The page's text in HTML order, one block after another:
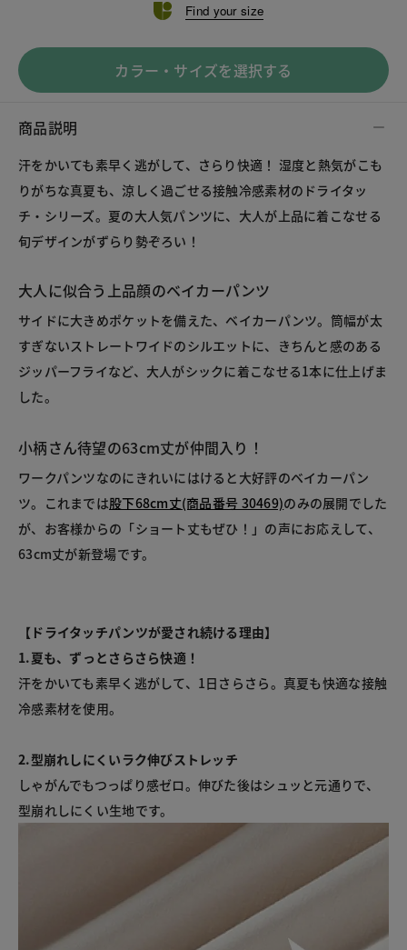
Find your size
カラー・サイズを選択する
商品説明
汗をかいても素早く逃がして、さらり快適！ 湿度と熱気がこも
りがちな真夏も、涼しく過ごせる接触冷感素材のドライタッ
チ・シリーズ。夏の大人気パンツに、大人が上品に着こなせる
旬デザインがずらり勢ぞろい！
大人に似合う上品顔のベイカーパンツ
サイドに大きめポケットを備えた、ベイカーパンツ。筒幅が太
すぎないストレートワイドのシルエットに、きちんと感のある
ジッパーフライなど、大人がシックに着こなせる1本に仕上げま
した。
小柄さん待望の63cm丈が仲間入り！
ワークパンツなのにきれいにはけると大好評のベイカーパン
ツ。これまでは股下68cm丈(商品番号 30469)のみの展開でした
が、お客様からの「ショート丈もぜひ！」の声にお応えして、
63cm丈が新登場です。
【ドライタッチパンツが愛され続ける理由】
1.夏も、ずっとさらさら快適！
汗をかいても素早く逃がして、1日さらさら。真夏も快適な接触
冷感素材を使用。
2.型崩れしにくいラク伸びストレッチ
しゃがんでもつっぱり感ゼロ。伸びた後はシュッと元通りで、
型崩れしにくい生地です。